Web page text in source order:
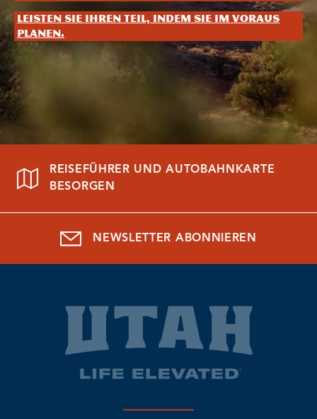
Leisten Sie Ihren Teil, indem Sie im Voraus
planen.
REISEFÜHRER UND AUTOBAHNKARTE
BESORGEN
NEWSLETTER ABONNIEREN